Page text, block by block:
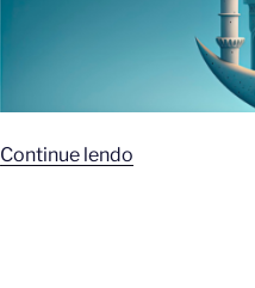
Continue lendo